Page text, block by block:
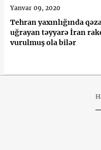
Tehran yaxınlığında
uğrayan təyyarə İran
vurulmuş ola bilər
Yanvar 09, 2020